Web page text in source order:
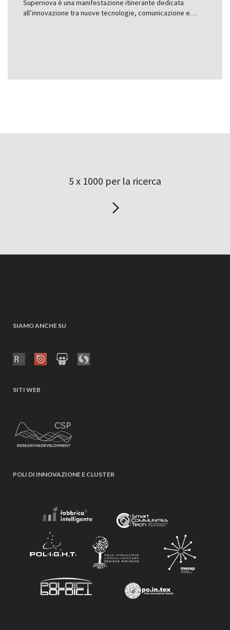
Supernova è una manifestazione itinerante dedicata
all’innovazione tra nuove tecnologie, comunicazione e…
5 x 1000 per la ricerca
SIAMO ANCHE SU
SITI WEB
POLI DI INNOVAZIONE E CLUSTER